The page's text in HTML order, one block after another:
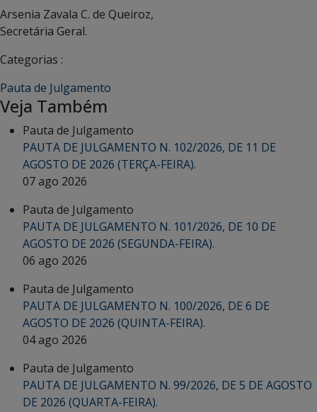
Arsenia Zavala C. de Queiroz,
Secretária Geral.
Categorias :
Pauta de Julgamento
Veja Também
Pauta de Julgamento
PAUTA DE JULGAMENTO N. 102/2026, DE 11 DE
AGOSTO DE 2026 (TERÇA-FEIRA).
07 ago 2026
Pauta de Julgamento
PAUTA DE JULGAMENTO N. 101/2026, DE 10 DE
AGOSTO DE 2026 (SEGUNDA-FEIRA).
06 ago 2026
Pauta de Julgamento
PAUTA DE JULGAMENTO N. 100/2026, DE 6 DE
AGOSTO DE 2026 (QUINTA-FEIRA).
04 ago 2026
Pauta de Julgamento
PAUTA DE JULGAMENTO N. 99/2026, DE 5 DE AGOSTO
DE 2026 (QUARTA-FEIRA).